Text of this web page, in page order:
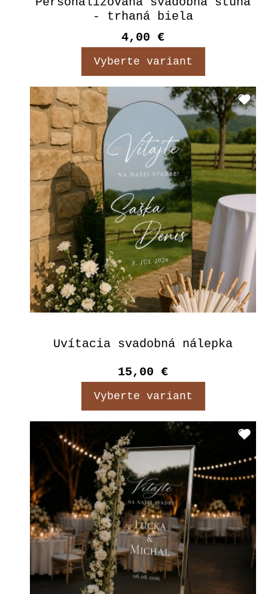
- trhaná biela
4,00 €
Vyberte variant
Uvítacia svadobná nálepka
15,00 €
Vyberte variant